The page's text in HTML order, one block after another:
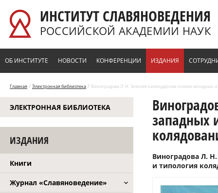
ИНСТИТУТ СЛАВЯНОВЕДЕНИЯ
РОССИЙСКОЙ АКАДЕМИИ НАУК
ОБ ИНСТИТУТЕ НОВОСТИ КОНФЕРЕНЦИИ ИЗДАНИЯ
Главная / Электронная библиотека / Виноградова Л. Н. Зимняя календарная поэзия западных
ЭЛЕКТРОННАЯ БИБЛИОТЕКА
ИЗДАНИЯ
Книги
Журнал «Славяноведение»
западных
Виноградова Л.
и типология